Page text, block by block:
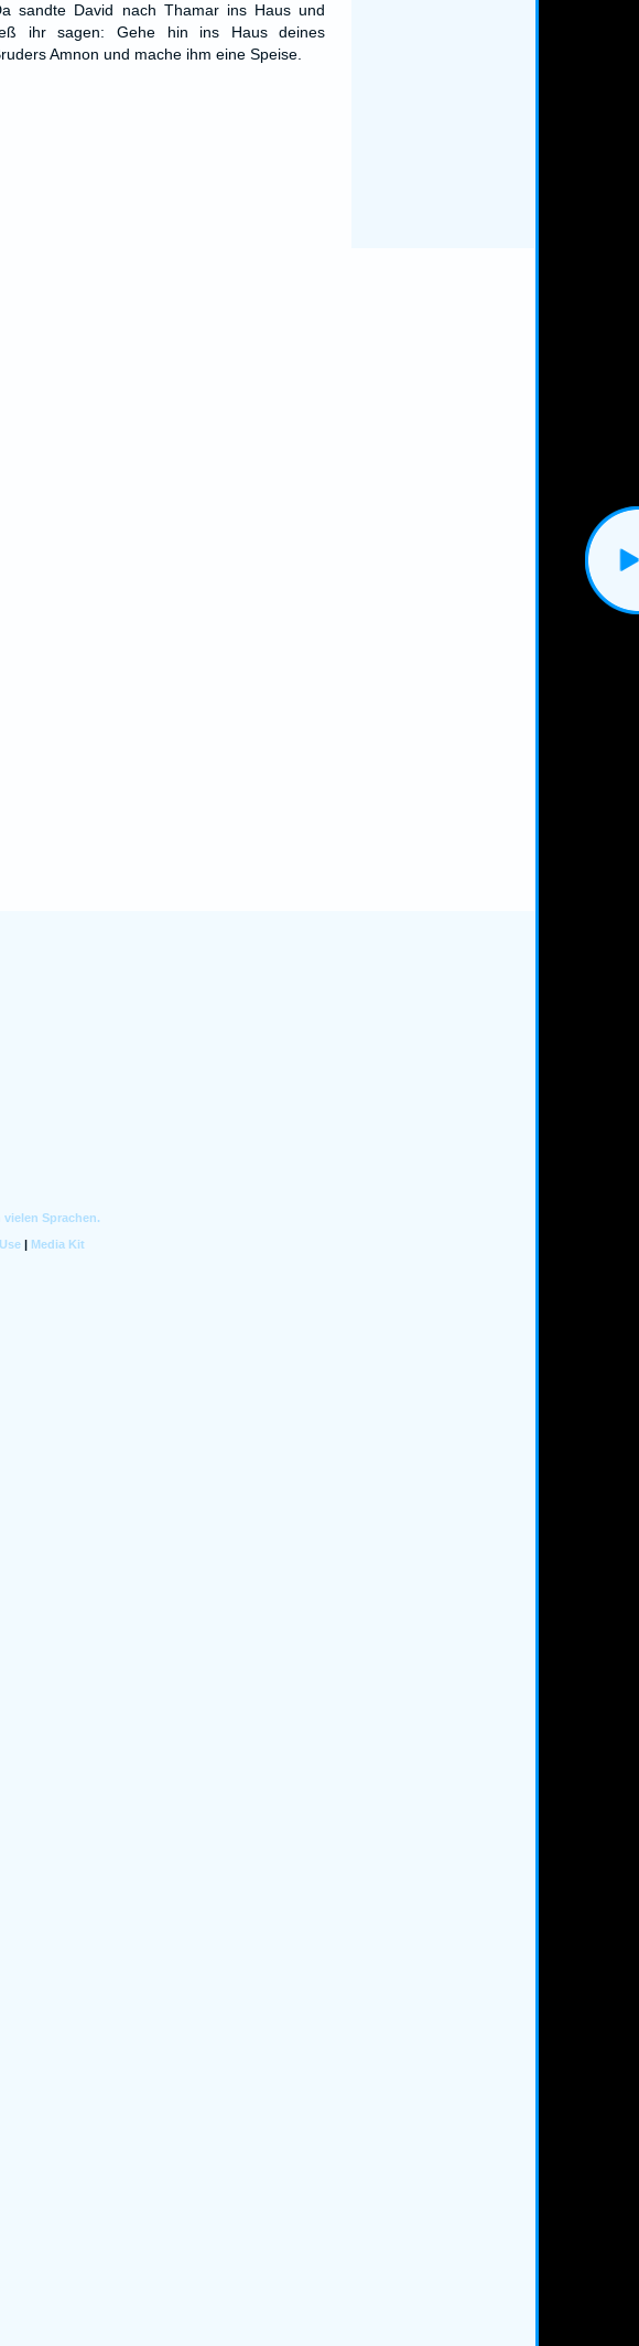
sandte David nach Thamar ins Haus und
ihr sagen: Gehe hin ins Haus deines
Amnon und mache ihm eine Speise.